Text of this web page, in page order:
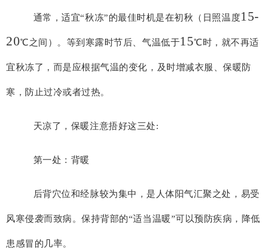
通常，适宜“秋冻”的最佳时机是在初秋（日照温度15-
20℃之间）。等到寒露时节后、气温低于15℃时，就不再适
宜秋冻了，而是应根据气温的变化，及时增减衣服、保暖防
寒，防止过冷或者过热。
天凉了，保暖注意捂好这三处:
第一处：背暖
后背穴位和经脉较为集中，是人体阳气汇聚之处，易受
风寒侵袭而致病。保持背部的“适当温暖”可以预防疾病，降低
患感冒的几率。